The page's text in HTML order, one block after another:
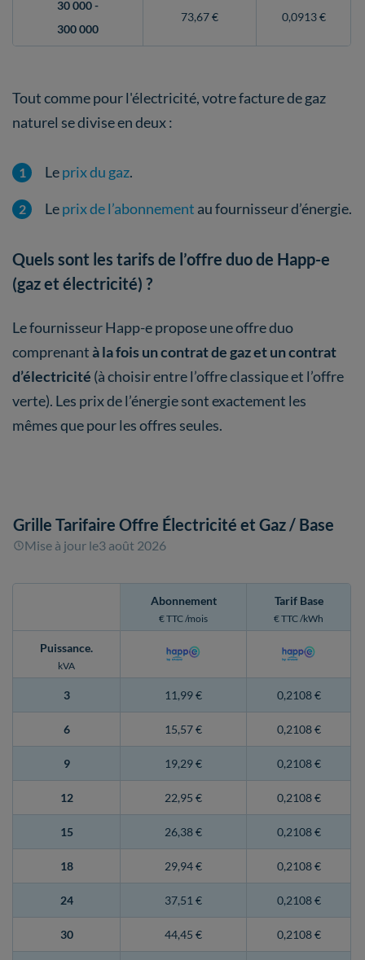
30 000 -
300 000
73,67 € 0,0913 €
Tout comme pour l'électricité, votre facture de gaz
naturel se divise en deux :
Leprix du gaz.
Leprix de l’abonnement au fournisseur d’énergie.
Quels sont les tarifs de l’offre duo de Happ-e
(gaz et électricité) ?
Le fournisseur Happ-e propose une offre duo
comprenantà la fois un contrat de gaz et un contrat
d’électricité (à choisir entre l’offre classique et l’offre
verte). Les prix de l’énergie sont exactement les
mêmes que pour les offres seules.
Grille Tarifaire Offre Électricité et Gaz/ Base
Mise à jour le3 août 2026
Abonnement
€ TTC /mois
Tarif Base
€ TTC /kWh
Puissance.
kVA
3 11,99 € 0,2108 €
6 15,57 € 0,2108 €
9 19,29 € 0,2108 €
12 22,95 € 0,2108 €
15 26,38 € 0,2108 €
18 29,94 € 0,2108 €
24 37,51 € 0,2108 €
30 44,45 € 0,2108 €